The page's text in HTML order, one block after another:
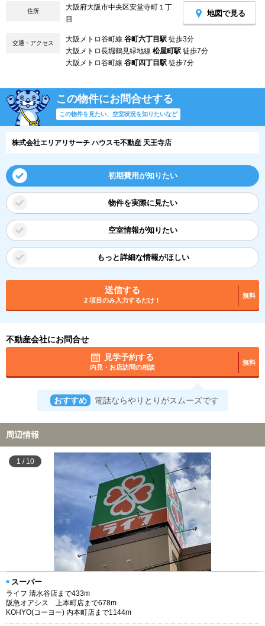
住所
大阪府大阪市中央区安堂寺町１丁
目
地図で見る
交通・アクセス 大阪メトロ谷町線 谷町六丁目駅 徒歩3分
大阪メトロ長堀鶴見緑地線 松屋町駅 徒歩7分
大阪メトロ谷町線 谷町四丁目駅 徒歩7分
この物件にお問合せする
この物件を見たい、空室状況を知りたいなど
株式会社エリアリサーチ ハウスモ不動産 天王寺店
初期費用が知りたい
物件を実際に見たい
空室情報が知りたい
もっと詳細な情報がほしい
送信する
2 項目のみ入力するだけ！
無料
不動産会社にお問合せ
見学予約する
内見・お店訪問の相談
無料
おすすめ 電話ならやりとりがスムーズです
周辺情報
1 / 10
スーパー
ライフ 清水谷店まで433m
阪急オアシス 上本町店まで678m
KOHYO(コーヨー) 内本町店まで1144m